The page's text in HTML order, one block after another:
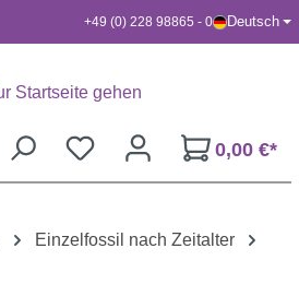
+49 (0) 228 98865 - 0 Deutsch
0,00 €*
Einzelfossil nach Zeitalter